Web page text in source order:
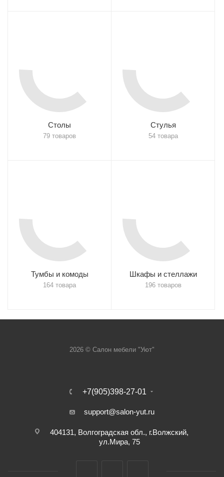
Столы
79 товаров
Стулья
54 товара
Тумбы и комоды
164 товара
Шкафы и стеллажи
196 товаров
2026 © Салон мебели "Уют"
+7(905)398-27-01
support@salon-yut.ru
404131, Волгоградская обл., г.Волжский,
ул.Мира, 75